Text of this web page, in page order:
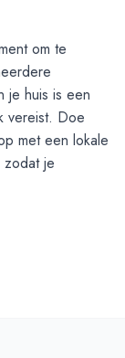
om te
je huis is een
vereist. Doe
met een lokale
je